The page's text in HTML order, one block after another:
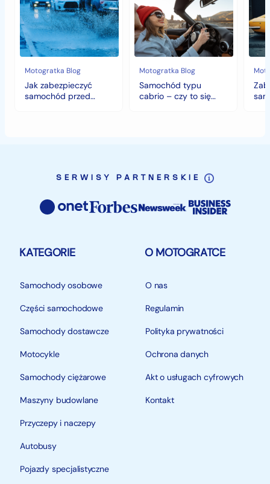
samochód
przed
jesiennymi
chłodami
i
deszczem?
Motogratka Blog
Jak zabezpieczyć
samochód przed
cabrio
–
czy
to
się
opłaca
w
polskim
klimacie?
Motogratka Blog
Samochód typu
cabrio – czy to się
czyli
SERWISY PARTNERSKIE
KATEGORIE
Samochody osobowe
Części samochodowe
Samochody dostawcze
Motocykle
Samochody ciężarowe
Maszyny budowlane
Przyczepy i naczepy
Autobusy
Pojazdy specjalistyczne
O MOTOGRATCE
O nas
Regulamin
Polityka prywatności
Ochrona danych
Akt o usługach cyfrowych
Kontakt